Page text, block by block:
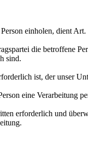
einholen, dient
die betroffene
sind.
ist, der unser
eine
erforderlich und